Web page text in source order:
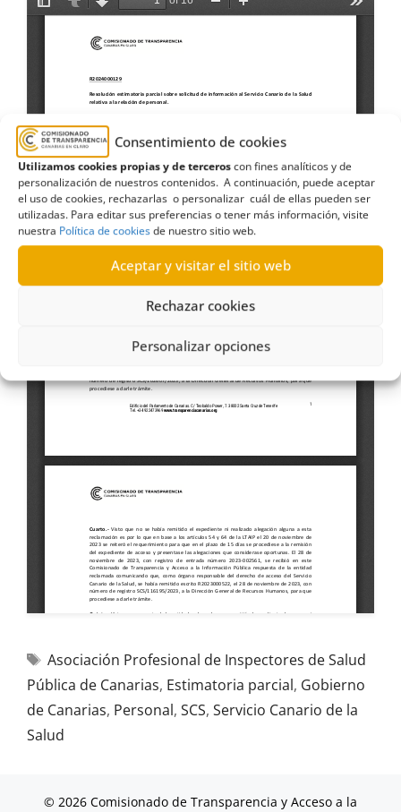
Consentimiento de cookies
Utilizamos cookies propias y de terceroscon fines analíticos y de
personalización de nuestros contenidos. A continuación, puede aceptar
el uso de cookies, rechazarlas o personalizar cuál de ellas pueden ser
utilizadas. Para editar sus preferencias o tener más información, visite
nuestra Política de cookiesde nuestro sitio web.
Aceptar y visitar el sitio web
Rechazar cookies
Personalizar opciones
Asociación Profesional de Inspectores de Salud
Pública de Canarias, Estimatoria parcial, Gobierno
de Canarias, Personal, SCS, Servicio Canario de la
Salud
© 2026 Comisionado de Transparencia y Acceso a la